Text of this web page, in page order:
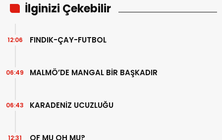
İlginizi Çekebilir
FINDIK-ÇAY-FUTBOL
12:06
MALMÖ’DE MANGAL BİR BAŞKADIR
06:49
KARADENİZ UCUZLUĞU
06:43
12:31